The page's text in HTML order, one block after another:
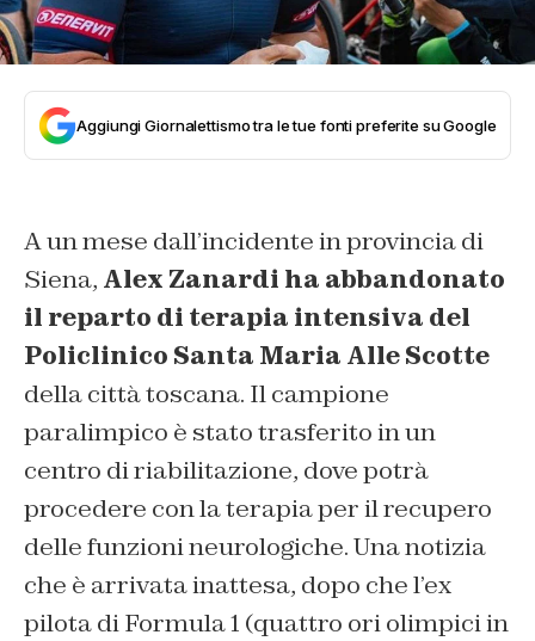
Aggiungi Giornalettismo tra le tue fonti preferite su Google
A un mese dall’incidente in provincia di
Siena, Alex Zanardi ha abbandonato
il reparto di terapia intensiva del
Policlinico Santa Maria Alle Scotte
della città toscana. Il campione
paralimpico è stato trasferito in un
centro di riabilitazione, dove potrà
procedere con la terapia per il recupero
delle funzioni neurologiche. Una notizia
che è arrivata inattesa, dopo che l’ex
pilota di Formula 1 (quattro ori olimpici in